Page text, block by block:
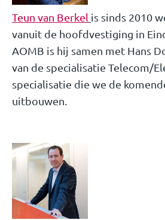
Teun van Berkel is sinds 2010
vanuit de hoofdvestiging in
AOMB is hij samen met Hans
van de specialisatie Telecom/
specialisatie die we de
uitbouwen.